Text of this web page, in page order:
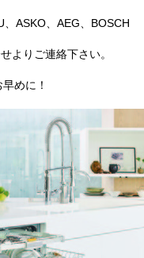
ASKO、AEG、BOSCH
よりご連絡下さい。
めに！